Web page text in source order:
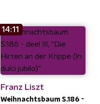
14:11
Franz Liszt
Weihnachtsbaum S.186 -